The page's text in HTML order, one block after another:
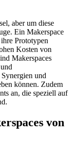
aber um diese
Ein Makerspace
Prototypen
Kosten von
Makerspaces
und
können. Zudem
an, die speziell auf
von